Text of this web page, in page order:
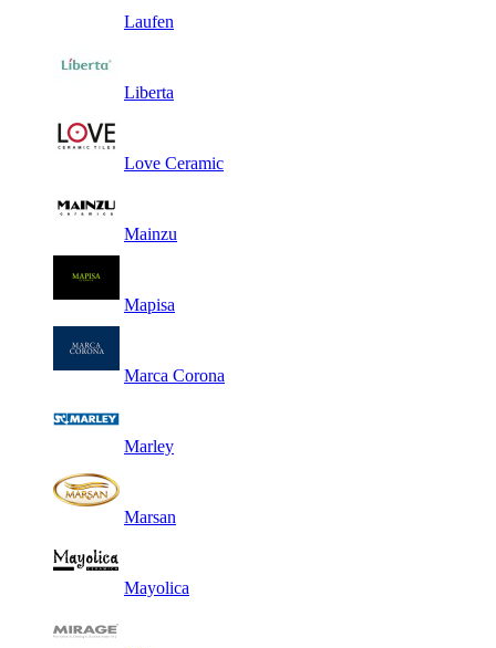
Laufen
Liberta
Love Ceramic
Mainzu
Mapisa
Marca Corona
Marley
Marsan
Mayolica